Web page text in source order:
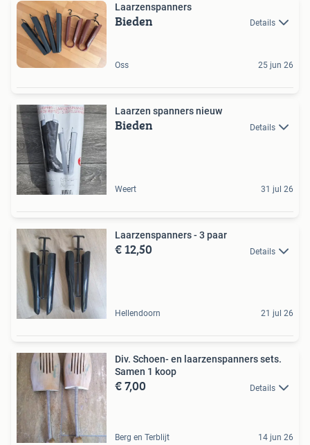
Laarzenspanners
Bieden Details
Oss 25 jun 26
Laarzen spanners nieuw
Bieden Details
Weert 31 jul 26
Laarzenspanners - 3 paar
€ 12,50 Details
Hellendoorn 21 jul 26
Div. Schoen- en laarzenspanners sets.
Samen 1 koop
€ 7,00 Details
Berg en Terblijt 14 jun 26